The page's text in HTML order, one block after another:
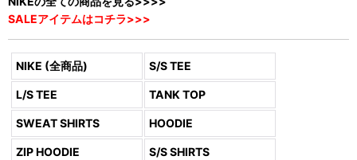
SALEアイテムはコチラ>>>
NIKE (全商品) S/S TEE
L/S TEE TANK TOP
SWEAT SHIRTS HOODIE
ZIP HOODIE S/S SHIRTS